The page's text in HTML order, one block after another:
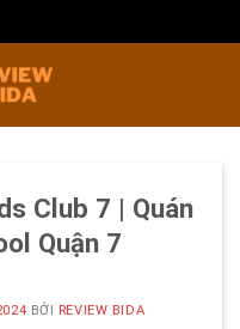
Club 7 | Quán
Quận 7
BỞI REVIEW BIDA